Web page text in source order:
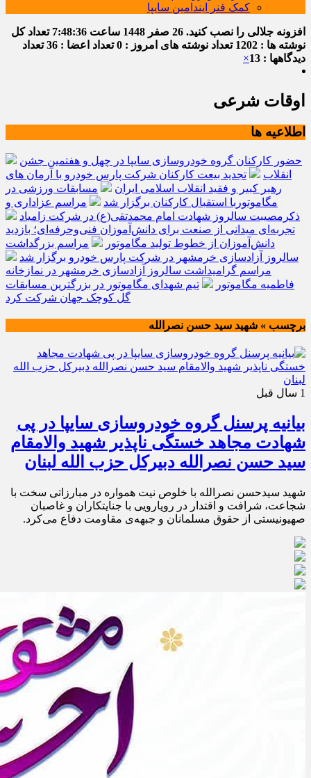
کمک فنر ایندامین سایپا
افزونه جلالی را نصب کنید. 26 صفر 1448 ساعت 7:48:36 تعداد کل
نوشته ها : 1202
تعداد نوشته های امروز : 0 تعداد اعضا : 36
تعداد
دیدگاهها : 13
×
اوقات شرعی
اطلاعیه ها
حضور کارکنان گروه خودروسازی سایپا در چهل و هفتمین جشن
انقلاب
تجدید بیعت کارکنان شرکت پارس خودرو با آرمان های
رهبر کبیر و فقید انقلاب اسلامی ایران
مسابقات ورزشی در
مگاموتوربا استقبال کارکنان برگزار شد
مراسم عزاداری و
ذکرمصیبت سالروز شهادت امام محمدتقی(ع) در شرکت زامیاد
تجربه‌ای میدانی از صنعت برای دانش‌آموزان فنی‌وحرفه‌ای؛ بازدید
دانش‌آموزان از خطوط تولید مگاموتور
مراسم بزرگداشت
سالروز آزادسازی خرمشهر در شرکت پارس خودرو برگزار شد
مراسم گرامیداشت سالروز آزادسازی خرمشهر در نمازخانه
فاطمیه مگاموتور
تیم شهدای مگاموتور در بزرگترین مسابقات
گل کوچک جهان شرکت کرد
برچسب » شهید سید حسن نصرالله
1 سال قبل
بیانیه پرسنل گروه خودروسازی سایپا در پی
شهادت مجاهد خستگی ناپذیر شهید والامقام
سید حسن نصرالله دبیرکل حزب الله لبنان
شهید سیدحسن نصرالله با خلوص نیت همواره در مبارزاتی سخت با
شجاعت، شرافت و اقتدار در رویارویی با جنایتکاران و غاصبان
صهیونیستی از حقوق مسلمانان و جبهه‌ی مقاومت دفاع می‌کرد.